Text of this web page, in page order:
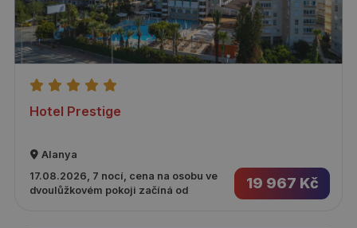
Hotel Prestige
Alanya
17.08.2026, 7 nocí, cena na osobu ve
dvoulůžkovém pokoji začíná od
19 967 Kč